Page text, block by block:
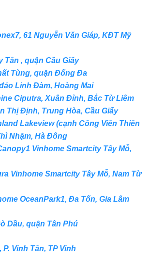
61 Nguyễn Văn Giáp, KĐT Mỹ
Tân , quận Cầu Giấy
Tùng, quận Đống Đa
Linh Đàm, Hoàng Mai
Ciputra, Xuân Đỉnh, Bắc Từ Liêm
Thị Định, Trung Hòa, Cầu Giấy
Lakeview (cạnh Công Viên Thiên
Nhậm, Hà Đông
Vinhome Smartcity Tây Mỗ,
Vinhome Smartcity Tây Mỗ, Nam Từ
OceanPark1, Đa Tốn, Gia Lâm
Dầu, quận Tân Phú
Vinh Tân, TP Vinh